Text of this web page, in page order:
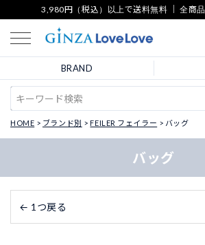
3,980円（税込）以上で送料無料 ｜ 全商
BRAND
HOME ブランド別 FEILER フェイラー バッグ
バッグ
← 1つ戻る